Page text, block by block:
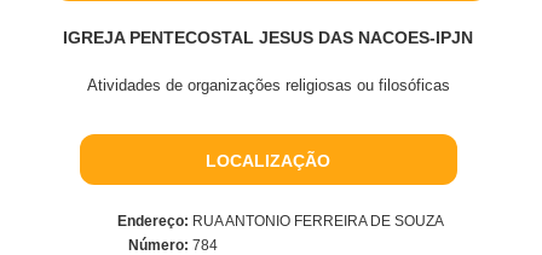
IGREJA PENTECOSTAL JESUS DAS NACOES-IPJN
Atividades de organizações religiosas ou filosóficas
LOCALIZAÇÃO
Endereço: RUA ANTONIO FERREIRA DE SOUZA
Número: 784